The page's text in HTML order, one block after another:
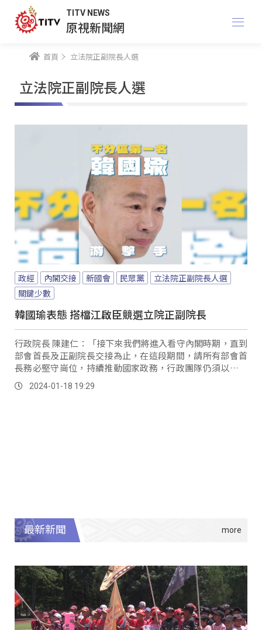
TITV NEWS
原視新聞網
首頁 立法院正副院長人選
立法院正副院長人選
政經 內閣交接 新國會 民眾黨
立法院正副院長人選
關鍵少數
韓國瑜表態 搭檔江啟臣競選立院正副院長
行政院長 陳建仁：「接下來我們將進入看守內閣時期，直到
部會首長及正副院長交接為止，在這段期間，請所有部會首
長務必堅守崗位，持續推動國家政務，行政團隊仍須以戰戰
兢兢的態度，妥善照顧人民日常大小事，並為台灣長遠發展
打下堅韌厚實的基礎。
2024-01-18 19:29
最新新聞